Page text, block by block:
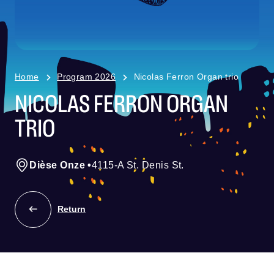
Home Program 2026 Nicolas Ferron Organ trio
NICOLAS FERRON ORGAN
TRIO
Dièse Onze •4115-A St. Denis St.
Return